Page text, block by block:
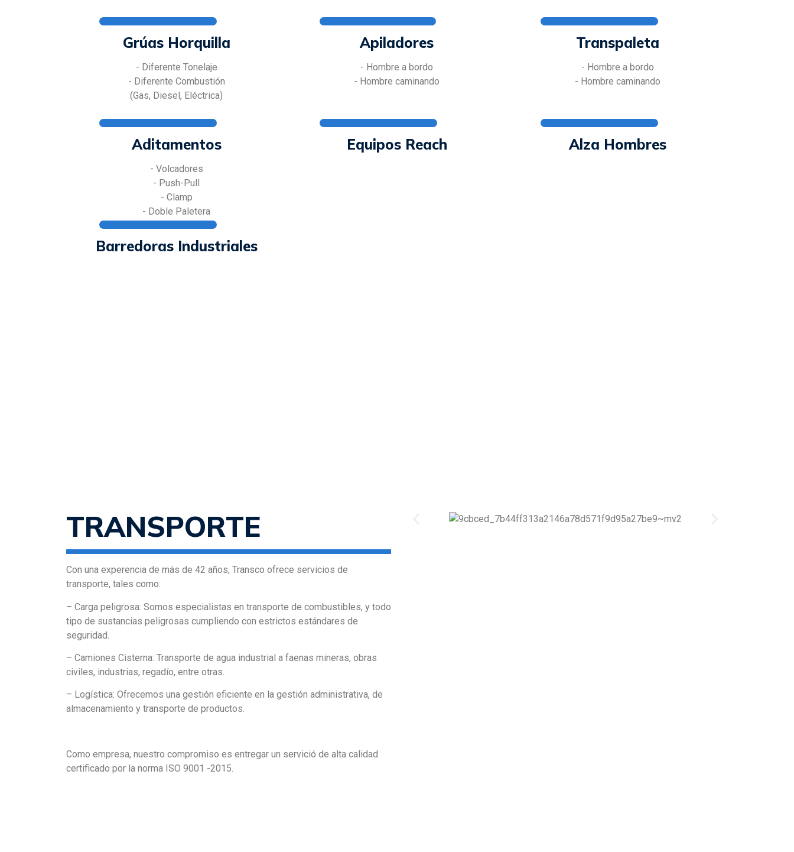
Grúas Horquilla
- Diferente Tonelaje
- Diferente Combustión
(Gas, Diesel, Eléctrica)
Apiladores
- Hombre a bordo
- Hombre caminando
Transpaleta
- Hombre a bordo
- Hombre caminando
Aditamentos
- Volcadores
- Push-Pull
- Clamp
- Doble Paletera
Equipos Reach Alza Hombres
Barredoras Industriales
TRANSPORTE
Con una experencia de más de 42 años, Transco ofrece servicios de
transporte, tales como:
– Carga peligrosa: Somos especialistas en transporte de combustibles, y todo
tipo de sustancias peligrosas cumpliendo con estrictos estándares de
seguridad.
– Camiones Cisterna: Transporte de agua industrial a faenas mineras, obras
civiles, industrias, regadío, entre otras.
– Logística: Ofrecemos una gestión eficiente en la gestión administrativa, de
almacenamiento y transporte de productos.
Como empresa, nuestro compromiso es entregar un servició de alta calidad
certificado por la norma ISO 9001 -2015.